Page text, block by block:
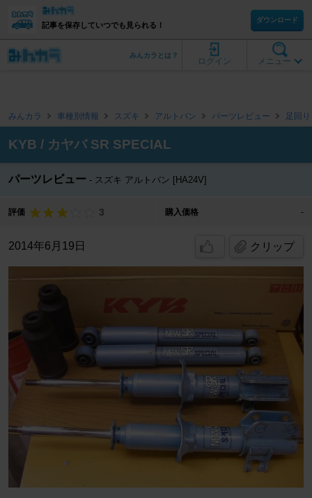
記事を保存していつでも見られる！
ダウンロード
メニュー
ログイン
みんカラとは？
みんカラ 車種別情報 スズキ アルトバン パーツレビュー 足回り
KYB / カヤバ SR SPECIAL
パーツレビュー スズキ アルトバン [HA24V]
評価 3 購入価格 -
2014年6月19日 クリップ